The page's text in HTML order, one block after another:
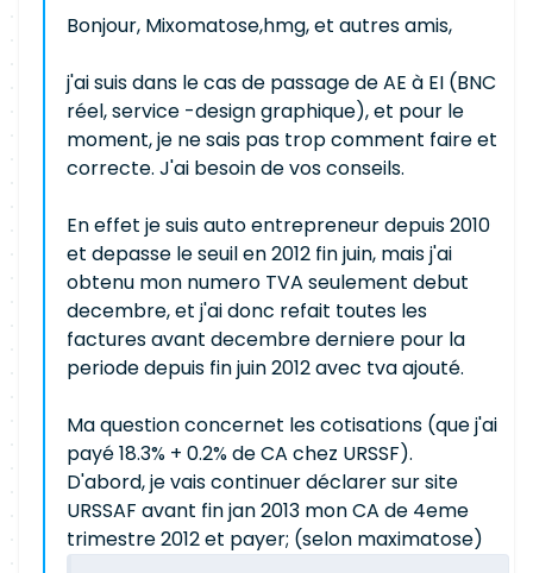
Bonjour, Mixomatose,hmg, et autres amis,
j'ai suis dans le cas de passage de AE à EI (BNC
réel, service -design graphique), et pour le
moment, je ne sais pas trop comment faire et
correcte. J'ai besoin de vos conseils.
En effet je suis auto entrepreneur depuis 2010
et depasse le seuil en 2012 fin juin, mais j'ai
obtenu mon numero TVA seulement debut
decembre, et j'ai donc refait toutes les
factures avant decembre derniere pour la
periode depuis fin juin 2012 avec tva ajouté.
Ma question concernet les cotisations (que j'ai
payé 18.3% + 0.2% de CA chez URSSF).
D'abord, je vais continuer déclarer sur site
URSSAF avant fin jan 2013 mon CA de 4eme
trimestre 2012 et payer; (selon maximatose)